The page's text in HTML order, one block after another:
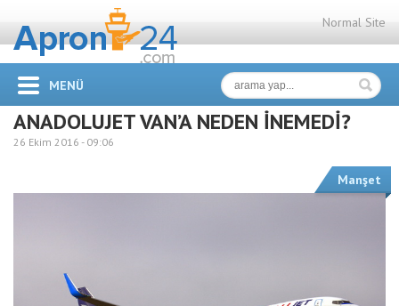
Normal Site
MENÜ
ANADOLUJET VAN’A NEDEN İNEMEDİ?
26 Ekim 2016 - 09:06
Manşet